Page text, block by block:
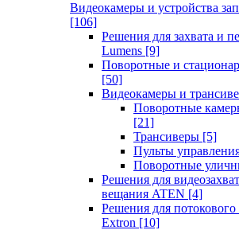
Видеокамеры и устройства
[106]
Решения для захвата и
Lumens [9]
Поворотные и
[50]
Видеокамеры и
Поворотные
[21]
Трансиверы [5]
Пульты
Поворотные
Решения для
вещания ATEN [4]
Решения для
Extron [10]